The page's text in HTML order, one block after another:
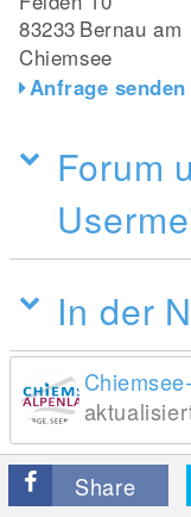
83233 Bernau am
Chiemsee
Anfrage senden
Forum
In der
Share